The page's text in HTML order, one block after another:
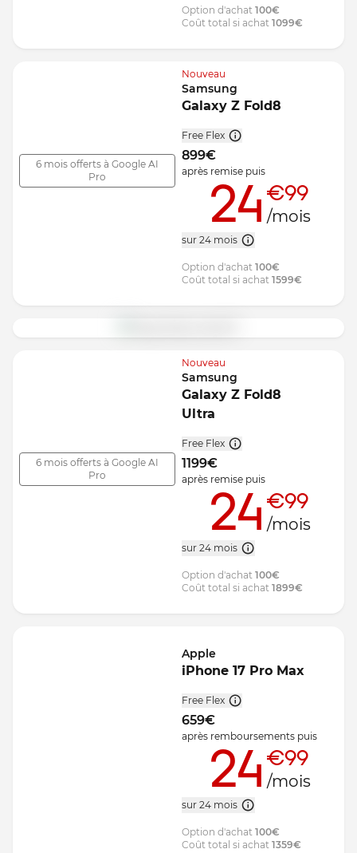
Option d'achat 100€
Coût total si achat 1099€
6 mois offerts à Google AI
Pro
Nouveau
Samsung
Galaxy Z Fold8
Free Flex
899€
après remise puis
24 €99
/mois
sur 24 mois
Option d'achat 100€
Coût total si achat 1599€
6 mois offerts à Google AI
Pro
Nouveau
Samsung
Galaxy Z Fold8
Ultra
Free Flex
1199€
après remise puis
24 €99
/mois
sur 24 mois
Option d'achat 100€
Coût total si achat 1899€
Apple
iPhone 17 Pro Max
Free Flex
659€
après remboursements puis
24 €99
/mois
sur 24 mois
Option d'achat 100€
Coût total si achat 1359€